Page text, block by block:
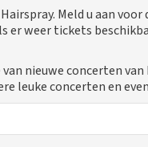
Meld u aan voor
er weer tickets
nieuwe concerten van
leuke concerten en